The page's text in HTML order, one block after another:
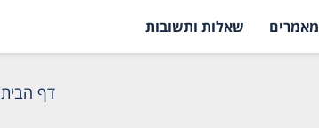
מאמרים שאלות ותשובות
דף הבית